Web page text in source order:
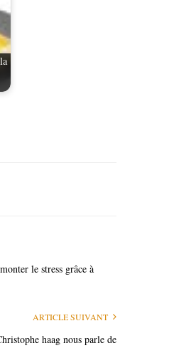
le stress grâce à
ARTICLE SUIVANT
haag nous parle de